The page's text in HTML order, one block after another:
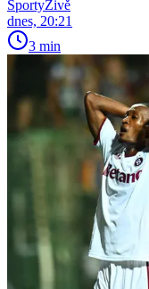
SportyŽivě
dnes, 20:21
3 min